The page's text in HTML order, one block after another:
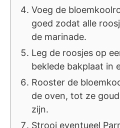
Voeg de
goed zodat alle
de marinade.
Leg de roosjes op
beklede bakplaat in
Rooster de
de oven, tot ze
zijn.
Strooi eventueel